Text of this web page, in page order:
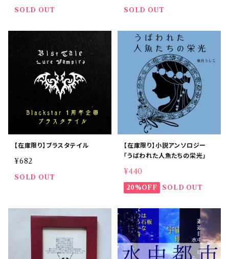
SOLD OUT SOLD OUT
【在庫限り】ブラスタテイル
¥682
SOLD OUT
【在庫限り】小説アンソロジー
「うばわれた人魚たちの栄光」
¥440
20%OFF SOLD OUT